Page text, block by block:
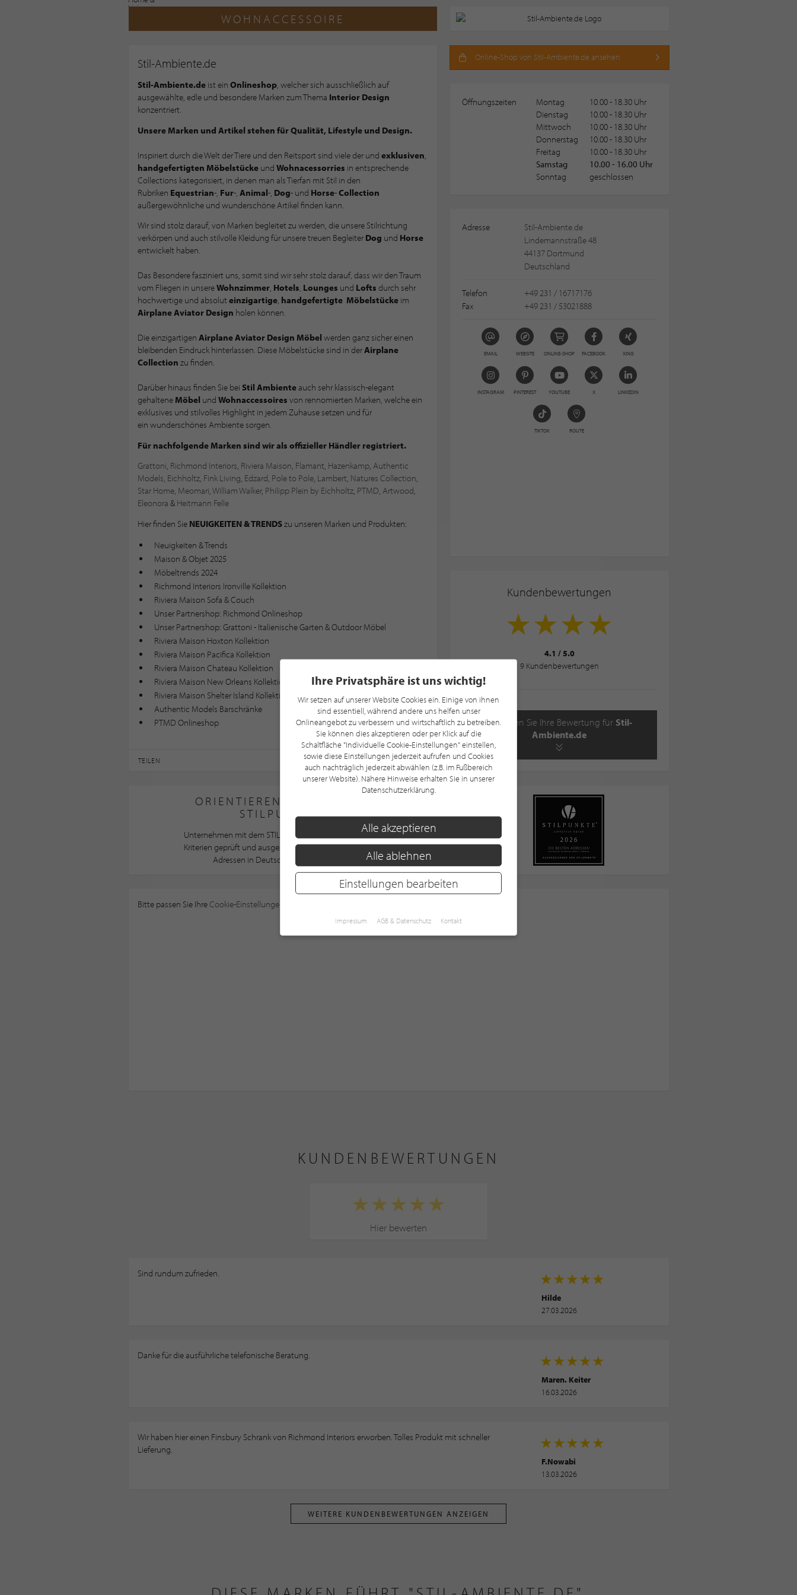
WOHNACCESSOIRE
Stil-Ambiente.de
Stil-Ambiente.deist ein Onlineshop, welcher sich ausschließlich auf
ausgewählte, edle und besondere Marken zum Thema Interior Design
konzentriert.
Unsere Marken und Artikel stehen für Qualität, Lifestyle und Design.
Inspiriert durch die Welt der Tiere und den Reitsport sind viele der und exklusiven
handgefertigten Möbelstückeund Wohnacessorries in entsprechende
Collections kategorisiert, in denen man als Tierfan mit Stil in den
Rubriken Equestrian-, Fur-, Animal-, Dog- und Horse-Collection
außergewöhnliche und wunderschöne Artikel finden kann.
Wir sind stolz darauf, von Marken begleitet zu werden, die unsere Stilrichtung
verkörpen und auch stilvolle Kleidung für unsere treuen Begleiter Dog und Horse
entwickelt haben.
Das Besondere fasziniert uns, somit sind wir sehr stolz darauf, dass wir den Traum
vom Fliegen in unsereWohnzimmer, Hotels, Lounges und Lofts durch sehr
hochwertige und absoluteinzigartige, handgefertigte Möbelstückeim
Airplane Aviator Design holen können.
Die einzigartigen Airplane Aviator Design Möbel werden ganz sicher einen
bleibenden Eindruck hinterlassen. Diese Möbelstücke sind in derAirplane
Collection zu finden.
Darüber hinaus finden Sie bei Stil Ambienteauch sehr klassisch-elegant
gehaltene Möbel und Wohnaccessoires von rennomierten Marken, welche ein
exklusives und stilvolles Highlight in jedem Zuhause setzen und für
ein wunderschönes Ambiente sorgen.
Für nachfolgende Marken sind wir als offizieller Händler registriert.
Grattoni, Richmond Interiors, Riviera Maison, Flamant, Hazenkamp, Authentic
Models, Eichholtz, Fink Living, Edzard, Pole to Pole, Lambert, Natures Collection,
Star Home, Meomari,William Walker, Philipp Plein by Eichholtz, PTMD, Artwood,
Eleonora &Heitmann Felle
Hier finden Sie NEUIGKEITEN & TRENDSzu unseren Marken und Produkten:
Neuigkeiten & Trends
Maison & Objet 2025
Möbeltrends 2024
Richmond Interiors Ironville Kollektion
Riviera Maison Sofa & Couch
Unser Partnershop: Richmond Onlineshop
Unser Partnershop: Grattoni - Italienische Garten & Outdoor Möbel
Riviera Maison Hoxton Kollektion
Riviera Maison Pacifica Kollektion
Riviera Maison Chateau Kollektion
Riviera Maison New Orleans Kollektion
Riviera Maison Shelter Island Kollektion
Authentic Models Barschränke
PTMD Onlineshop
TEILEN
Online-Shop von Stil-Ambiente.de ansehen
Öffnungszeiten Montag
10.00 - 18.30 Uhr
Dienstag
10.00 - 18.30 Uhr
Mittwoch
10.00 - 18.30 Uhr
Donnerstag
10.00 - 18.30 Uhr
Freitag
10.00 - 18.30 Uhr
Samstag
10.00 - 16.00 Uhr
Sonntag
geschlossen
Adresse
Stil-Ambiente.de
Lindemannstraße 48
44137 Dortmund
Deutschland
Telefon
Fax
+49 231 / 16717176
+49 231 / 53021888
EMAIL WEBSITE ONLINE-SHOP FACEBOOK XING
INSTAGRAM PINTEREST YOUTUBE X LINKEDIN
TIKTOK ROUTE
Kundenbewertungen
4.1 / 5.0
9Kundenbewertungen
Beginnen Sie Ihre Bewertung für Stil-
Ambiente.de
ORIENTIEREN SIE SICH IMMER AM
STILPUNKTE®-POINT
Unternehmen mit dem STILPUNKTE®-Point wurden nach STILPUNKTE®
Kriterien geprüft und ausgezeichnet und gehören somit zu den besten
Adressen in Deutschland, Österreich und der Schweiz
Bitte passen Sie IhreCookie-Einstellungen
KUNDENBEWERTUNGEN
Hier bewerten
Sind rundum zufrieden.
Hilde
27.03.2026
Danke für die ausführliche telefonische Beratung.
Maren. Keiter
16.03.2026
Wir haben hier einen Finsbury Schrank von Richmond Interiors erworben. Tolles Produkt mit schneller
Lieferung.
F.Nowabi
13.03.2026
WEITERE KUNDENBEWERTUNGEN ANZEIGEN
Ihre Privatsphäre ist uns wichtig!
Wir setzen auf unserer Website Cookies ein. Einige von ihnen
sind essentiell, während andere uns helfen unser
Onlineangebot zu verbessern und wirtschaftlich zu betreiben.
Sie können dies akzeptieren oder per Klick auf die
Schaltfläche "Individuelle Cookie-Einstellungen" einstellen,
sowie diese Einstellungen jederzeit aufrufen und Cookies
auch nachträglich jederzeit abwählen (z.B. im Fußbereich
unserer Website). Nähere Hinweise erhalten Sie in unserer
Datenschutzerklärung.
Alle akzeptieren
Alle ablehnen
Einstellungen bearbeiten
Impressum AGB & Datenschutz Kontakt